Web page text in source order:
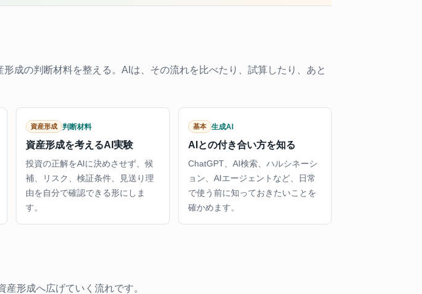
成の判断材料を整える。AIは、その流れを比べたり、試算したり、あと
資産形成 判断材料
資産形成を考えるAI実験
投資の正解をAIに決めさせず、候
補、リスク、検証条件、見送り理
由を自分で確認できる形にしま
す。
基本 生成AI
AIとの付き合い方を知る
ChatGPT、AI検索、ハルシネーシ
ョン、AIエージェントなど、日常
で使う前に知っておきたいことを
確かめます。
形成へ広げていく流れです。